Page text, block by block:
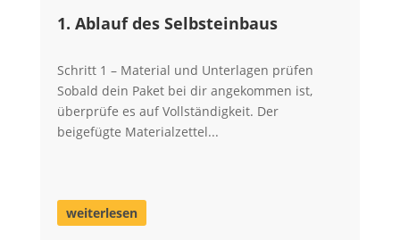
1. Ablauf des Selbsteinbaus
Schritt 1 – Material und Unterlagen prüfen
Sobald dein Paket bei dir angekommen ist,
überprüfe es auf Vollständigkeit. Der
beigefügte Materialzettel...
weiterlesen